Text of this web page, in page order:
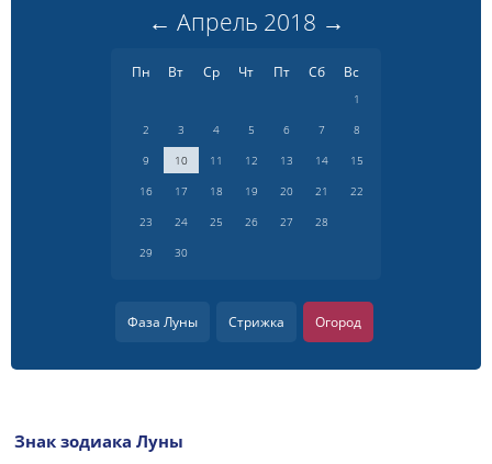
← Апрель 2018 →
Пн Вт Ср Чт Пт Сб Вс
1
2
3 4 5 6 7
8
9
10 11 12 13 14
15
16
17 18 19 20 21
22
23
24 25 26 27
28
29
30
Фаза Луны Стрижка Огород
Знак зодиака Луны